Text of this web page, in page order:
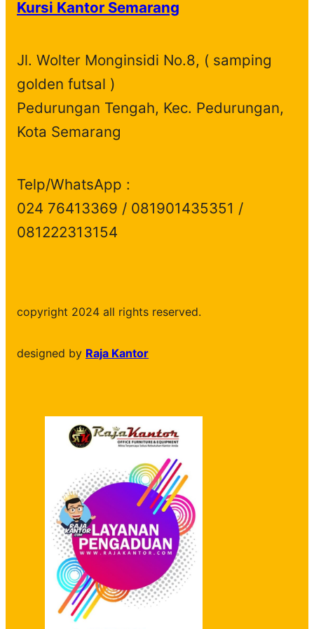
Kursi Kantor Semarang
Jl. Wolter Monginsidi No.8, ( samping
golden futsal )
Pedurungan Tengah, Kec. Pedurungan,
Kota Semarang
Telp/WhatsApp :
024 76413369 / 081901435351 /
081222313154
copyright 2024 all rights reserved.
designed by Raja Kantor